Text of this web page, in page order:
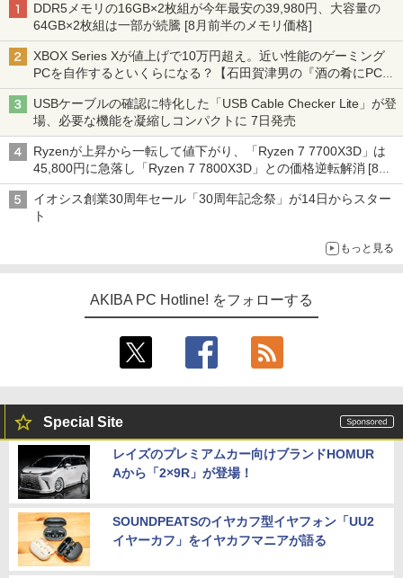
DDR5メモリの16GB×2枚組が今年最安の39,980円、大容量の
64GB×2枚組は一部が続騰 [8月前半のメモリ価格]
XBOX Series Xが値上げで10万円超え。近い性能のゲーミング
PCを自作するといくらになる？【石田賀津男の『酒の肴にPCゲ
ーム』】
USBケーブルの確認に特化した「USB Cable Checker Lite」が登
場、必要な機能を凝縮しコンパクトに 7日発売
Ryzenが上昇から一転して値下がり、「Ryzen 7 7700X3D」は
45,800円に急落し「Ryzen 7 7800X3D」との価格逆転解消 [8月
前半のCPU価格]
イオシス創業30周年セール「30周年記念祭」が14日からスター
ト
もっと見る
AKIBA PC Hotline! をフォローする
Special Site
レイズのプレミアムカー向けブランドHOMUR
Aから「2×9R」が登場！
SOUNDPEATSのイヤカフ型イヤフォン「UU2
イヤーカフ」をイヤカフマニアが語る